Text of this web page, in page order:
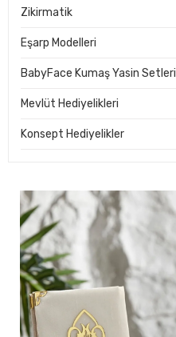
Zikirmatik
Eşarp Modelleri
BabyFace Kumaş Yasin Setleri
Mevlüt Hediyelikleri
Konsept Hediyelikler